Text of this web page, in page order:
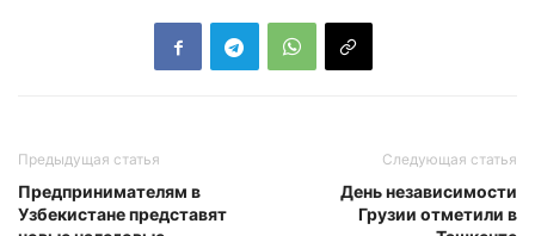
Предыдущая статья
Предпринимателям в
Узбекистане представят
Следующая статья
День независимости
Грузии отметили в